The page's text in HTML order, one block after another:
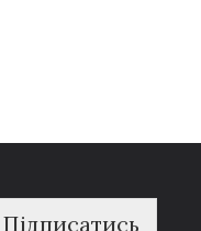
Підписатись